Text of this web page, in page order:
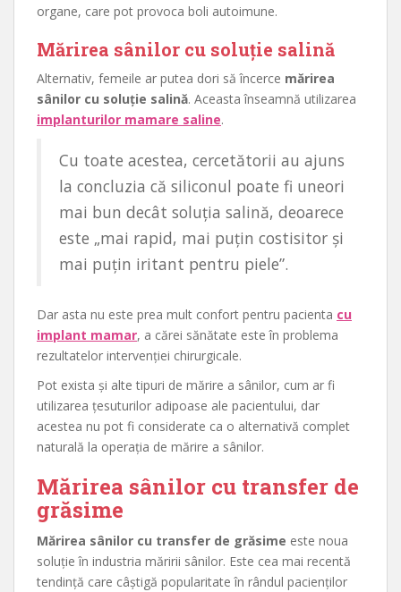
organe, care pot provoca boli autoimune.
Mărirea sânilor cu soluție salină
Alternativ, femeile ar putea dori să încerce mărirea
sânilor cu soluție salină. Aceasta înseamnă utilizarea
implanturilor mamare saline.
Cu toate acestea, cercetătorii au ajuns
la concluzia că siliconul poate fi uneori
mai bun decât soluția salină, deoarece
este „mai rapid, mai puțin costisitor și
mai puțin iritant pentru piele”.
Dar asta nu este prea mult confort pentru pacienta cu
implant mamar, a cărei sănătate este în problema
rezultatelor intervenției chirurgicale.
Pot exista și alte tipuri de mărire a sânilor, cum ar fi
utilizarea țesuturilor adipoase ale pacientului, dar
acestea nu pot fi considerate ca o alternativă complet
naturală la operația de mărire a sânilor.
Mărirea sânilor cu transfer de
grăsime
Mărirea sânilor cu transfer de grăsime este noua
soluție în industria măririi sânilor. Este cea mai recentă
tendință care câștigă popularitate în rândul pacienților